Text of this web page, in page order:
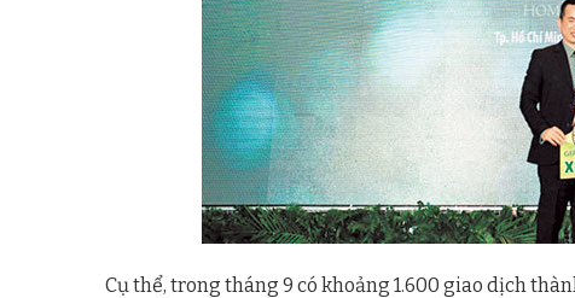
Cụ thể, trong tháng 9 có khoảng 1.600 giao dịch